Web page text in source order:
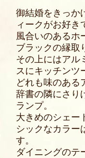
御結婚をきっか
ィークがお好き
風合いのあるホ
ブラックの縁取
その上にはアル
スにキッチンツ
どれも味のある
辞書の隣にさり
ランプ。
大きめのシェー
シックなカラー
す。
ダイニングのテ